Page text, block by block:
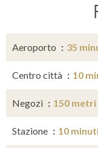
Aeroporto 35
Centro città 10
Negozi 150 metri
Stazione 10